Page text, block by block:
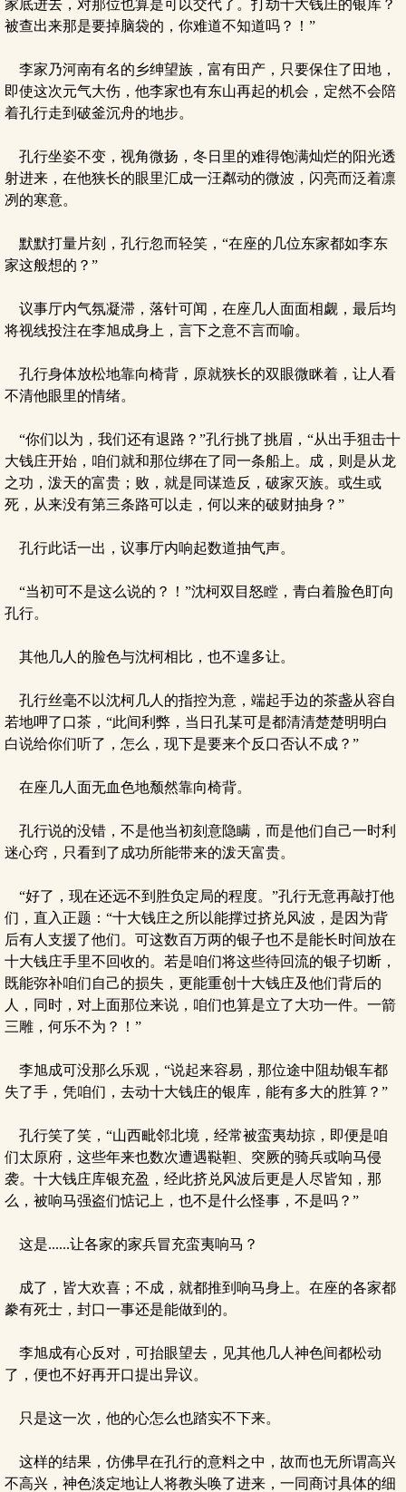
家底进去，对那位也算是可以交代了。打劫十大钱庄的银库？
被查出来那是要掉脑袋的，你难道不知道吗？！”
李家乃河南有名的乡绅望族，富有田产，只要保住了田地，
即使这次元气大伤，他李家也有东山再起的机会，定然不会陪
着孔行走到破釜沉舟的地步。
孔行坐姿不变，视角微扬，冬日里的难得饱满灿烂的阳光透
射进来，在他狭长的眼里汇成一汪粼动的微波，闪亮而泛着凛
冽的寒意。
默默打量片刻，孔行忽而轻笑，“在座的几位东家都如李东
家这般想的？”
议事厅内气氛凝滞，落针可闻，在座几人面面相觑，最后均
将视线投注在李旭成身上，言下之意不言而喻。
孔行身体放松地靠向椅背，原就狭长的双眼微眯着，让人看
不清他眼里的情绪。
“你们以为，我们还有退路？”孔行挑了挑眉，“从出手狙击十
大钱庄开始，咱们就和那位绑在了同一条船上。成，则是从龙
之功，泼天的富贵；败，就是同谋造反，破家灭族。或生或
死，从来没有第三条路可以走，何以来的破财抽身？”
孔行此话一出，议事厅内响起数道抽气声。
“当初可不是这么说的？！”沈柯双目怒瞠，青白着脸色盯向
孔行。
其他几人的脸色与沈柯相比，也不遑多让。
孔行丝毫不以沈柯几人的指控为意，端起手边的茶盏从容自
若地呷了口茶，“此间利弊，当日孔某可是都清清楚楚明明白
白说给你们听了，怎么，现下是要来个反口否认不成？”
在座几人面无血色地颓然靠向椅背。
孔行说的没错，不是他当初刻意隐瞒，而是他们自己一时利
迷心窍，只看到了成功所能带来的泼天富贵。
“好了，现在还远不到胜负定局的程度。”孔行无意再敲打他
们，直入正题：“十大钱庄之所以能撑过挤兑风波，是因为背
后有人支援了他们。可这数百万两的银子也不是能长时间放在
十大钱庄手里不回收的。若是咱们将这些待回流的银子切断，
既能弥补咱们自己的损失，更能重创十大钱庄及他们背后的
人，同时，对上面那位来说，咱们也算是立了大功一件。一箭
三雕，何乐不为？！”
李旭成可没那么乐观，“说起来容易，那位途中阻劫银车都
失了手，凭咱们，去动十大钱庄的银库，能有多大的胜算？”
孔行笑了笑，“山西毗邻北境，经常被蛮夷劫掠，即便是咱
们太原府，这些年来也数次遭遇鞑靼、突厥的骑兵或响马侵
袭。十大钱庄库银充盈，经此挤兑风波后更是人尽皆知，那
么，被响马强盗们惦记上，也不是什么怪事，不是吗？”
这是......让各家的家兵冒充蛮夷响马？
成了，皆大欢喜；不成，就都推到响马身上。在座的各家都
豢有死士，封口一事还是能做到的。
李旭成有心反对，可抬眼望去，见其他几人神色间都松动
了，便也不好再开口提出异议。
只是这一次，他的心怎么也踏实不下来。
这样的结果，仿佛早在孔行的意料之中，故而也无所谓高兴
不高兴，神色淡定地让人将教头唤了进来，一同商讨具体的细